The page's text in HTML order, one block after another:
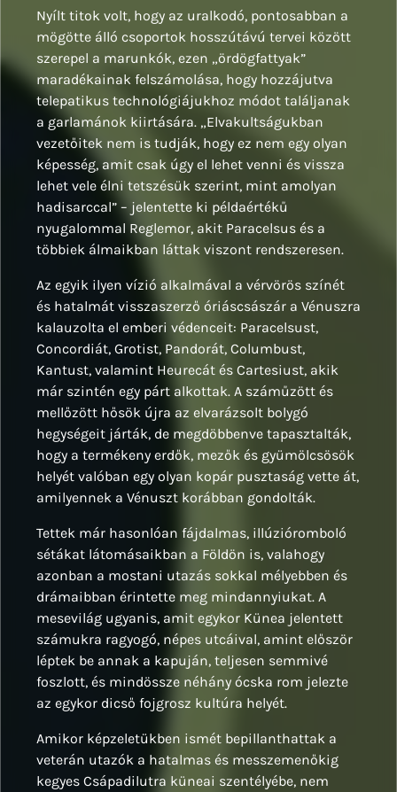
Nyílt titok volt, hogy az uralkodó, pontosabban a
mögötte álló csoportok hosszútávú tervei között
szerepel a marunkók, ezen „ördögfattyak”
maradékainak felszámolása, hogy hozzájutva
telepatikus technológiájukhoz módot találjanak
a garlamánok kiirtására. „Elvakultságukban
vezetőitek nem is tudják, hogy ez nem egy olyan
képesség, amit csak úgy el lehet venni és vissza
lehet vele élni tetszésük szerint, mint amolyan
hadisarccal” – jelentette ki példaértékű
nyugalommal Reglemor, akit Paracelsus és a
többiek álmaikban láttak viszont rendszeresen.
Az egyik ilyen vízió alkalmával a vérvörös színét
és hatalmát visszaszerző óriáscsászár a Vénuszra
kalauzolta el emberi védenceit: Paracelsust,
Concordiát, Grotist, Pandorát, Columbust,
Kantust, valamint Heurecát és Cartesiust, akik
már szintén egy párt alkottak. A száműzött és
mellőzött hősök újra az elvarázsolt bolygó
hegységeit járták, de megdöbbenve tapasztalták,
hogy a termékeny erdők, mezők és gyümölcsösök
helyét valóban egy olyan kopár pusztaság vette át,
amilyennek a Vénuszt korábban gondolták.
Tettek már hasonlóan fájdalmas, illúzióromboló
sétákat látomásaikban a Földön is, valahogy
azonban a mostani utazás sokkal mélyebben és
drámaibban érintette meg mindannyiukat. A
mesevilág ugyanis, amit egykor Künea jelentett
számukra ragyogó, népes utcáival, amint először
léptek be annak a kapuján, teljesen semmivé
foszlott, és mindössze néhány ócska rom jelezte
az egykor dicső fojgrosz kultúra helyét.
Amikor képzeletükben ismét bepillanthattak a
veterán utazók a hatalmas és messzemenőkig
kegyes Csápadilutra küneai szentélyébe, nem